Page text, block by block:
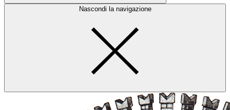
Nascondi la navigazione